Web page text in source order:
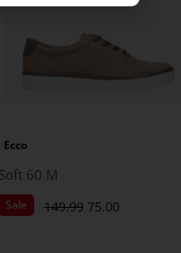
Ecco
Soft 60 M
Sale 149.99 75.00